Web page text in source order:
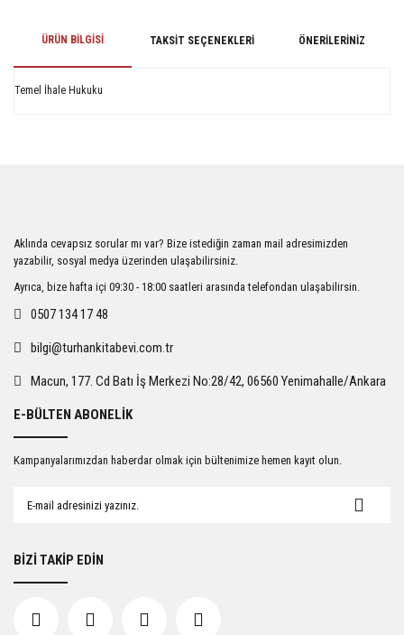
ÜRÜN BILGISI TAKSIT SEÇENEKLERI ÖNERILERINIZ
Temel İhale Hukuku
Ürün açıklamasında eksik bilgiler bulunuyor.
Ürün bilgilerinde hatalar bulunuyor.
Ürün fiyatı diğer sitelerden daha pahalı.
Gönder
Aklında cevapsız sorular mı var? Bize istediğin zaman mail adresimizden
yazabilir, sosyal medya üzerinden ulaşabilirsiniz.
Ayrıca, bize hafta içi 09:30 - 18:00 saatleri arasında telefondan ulaşabilirsin.
0507 134 17 48
bilgi@turhankitabevi.com.tr
Macun, 177. Cd Batı İş Merkezi No:28/42, 06560 Yenimahalle/Ankara
E-BÜLTEN ABONELİK
Kampanyalarımızdan haberdar olmak için bültenimize hemen kayıt olun.
BİZİ TAKİP EDİN